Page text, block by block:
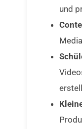
und